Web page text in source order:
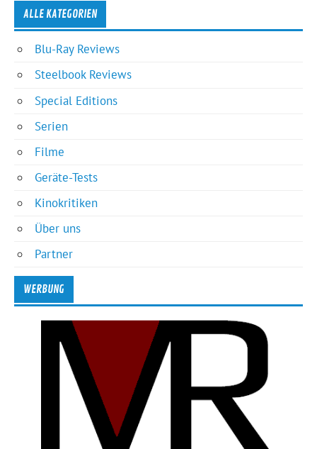
ALLE KATEGORIEN
Blu-Ray Reviews
Steelbook Reviews
Special Editions
Serien
Filme
Geräte-Tests
Kinokritiken
Über uns
Partner
WERBUNG